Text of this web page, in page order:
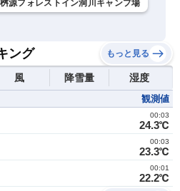
桝源フォレストイン洞川キャンプ場
ング もっと見る
風 降雪量 湿度
観測値
24.3℃
00:03
23.3℃
00:03
22.2℃
00:01